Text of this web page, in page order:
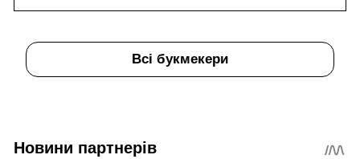
Всі букмекери